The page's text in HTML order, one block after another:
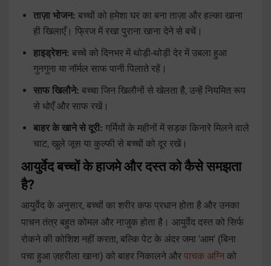
ताज़ा भोजन: बच्चों को हमेशा घर का बना ताज़ा और हल्का खाना
ही खिलाएँ। फ्रिज में रखा पुराना खाना देने से बचें।
हाइड्रेशन: बच्चे को दिनभर में थोड़ी-थोड़ी देर में उबला हुआ
गुनगुना या नॉर्मल साफ पानी पिलाते रहें।
साफ खिलौने: बच्चा जिन खिलौनों से खेलता है, उन्हें नियमित रूप
से धोएँ और साफ रखें।
बाहर के खाने से दूरी: गर्मियों के महीनों में सड़क किनारे मिलने वाले
चाट, खुले जूस या कुल्फी से बच्चों को दूर रखें।
आयुर्वेद बच्चों के हाजमे और दस्त को कैसे समझता
है?
आयुर्वेद के अनुसार, बच्चों का शरीर कफ प्रधान होता है और उनका
पाचन तंत्र बहुत कोमल और नाजुक होता है। आयुर्वेद दस्त को सिर्फ
रोकने की कोशिश नहीं करता, बल्कि पेट के अंदर जमा 'आम' (बिना
पचा हुआ ज़हरीला खाना) को बाहर निकालने और पाचक अग्नि को